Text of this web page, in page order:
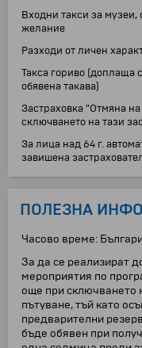
Входни такси за
желание
Разходи от личен
Такса гориво (доплаща
обявена такава)
Застраховка "Отмяна
сключването на тази
За лица над 64 г.
завишена
ПОЛЕЗНА
Часово време:
За да се реализират
мероприятия по
още при сключването
пътуване, тъй като
предварителни
бъде обявен при